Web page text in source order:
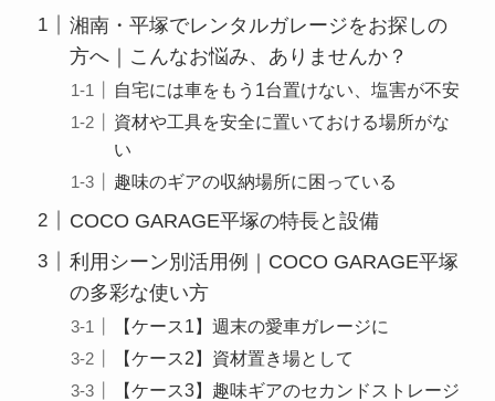
湘南・平塚でレンタルガレージをお探しの
方へ｜こんなお悩み、ありませんか？
自宅には車をもう1台置けない、塩害が不安
資材や工具を安全に置いておける場所がな
い
趣味のギアの収納場所に困っている
COCO GARAGE平塚の特長と設備
利用シーン別活用例｜COCO GARAGE平塚
の多彩な使い方
【ケース1】週末の愛車ガレージに
【ケース2】資材置き場として
【ケース3】趣味ギアのセカンドストレージ